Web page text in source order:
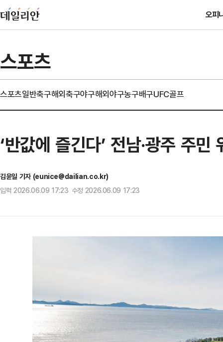
오피
스포츠
스포츠일반축구해외축구야구해외야구농구배구UFC골프
‘반값에 즐긴다’ 전남·광주 주
김윤일 기자 (eunice@dailian.co.kr)
입력 2026.06.09 17:23 수정 2026.06.09 17:23